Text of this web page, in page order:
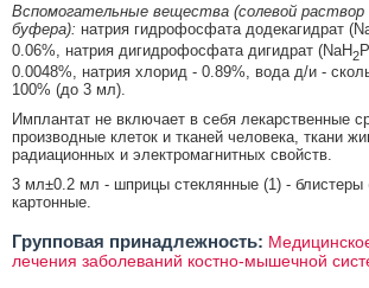
Вспомогательные вещества (солевой
буфера): натрия гидрофосфата додекагидрат
0.06%, натрия дигидрофосфата дигидрат (NaH2
0.0048%, натрия хлорид - 0.89%, вода д/и -
100% (до 3 мл).
Имплантат не включает в себя лекарственные
производные клеток и тканей человека, ткани
радиационных и электромагнитных свойств.
3 мл±0.2 мл - шприцы стеклянные (1) - блистеры
картонные.
Групповая принадлежность:
лечения заболеваний костно-мышечной